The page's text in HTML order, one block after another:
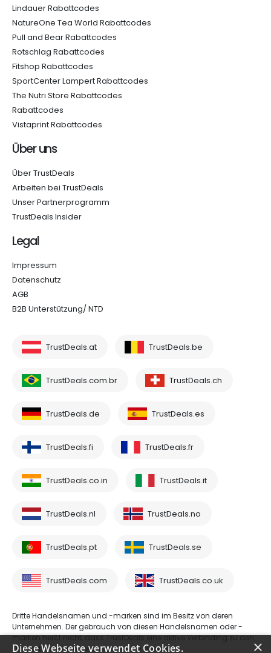
Lindauer Rabattcodes
NatureOne Tea World Rabattcodes
Pull and Bear Rabattcodes
Rotschlag Rabattcodes
Fitshop Rabattcodes
SportCenter Lampert Rabattcodes
The Nutri Store Rabattcodes
Rabattcodes
Vistaprint Rabattcodes
Über uns
Über TrustDeals
Arbeiten bei TrustDeals
Unser Partnerprogramm
TrustDeals Insider
Legal
Impressum
Datenschutz
AGB
B2B Unterstützung/ NTD
TrustDeals.at TrustDeals.be
TrustDeals.com.br TrustDeals.ch
TrustDeals.de TrustDeals.es
TrustDeals.fi TrustDeals.fr
TrustDeals.co.in TrustDeals.it
TrustDeals.nl TrustDeals.no
TrustDeals.pt TrustDeals.se
TrustDeals.com TrustDeals.co.uk
Dritte Handelsnamen und -marken sind im Besitz von deren
Unternehmen. Der gebrauch von diesen Handelsnamen oder -
marken heißt nicht, dass TrustDeals eine aktive Verbinding zu den
Drittparteien hat oder deren Dienste anbietet.
×
Diese Webseite verwendet Cookies.